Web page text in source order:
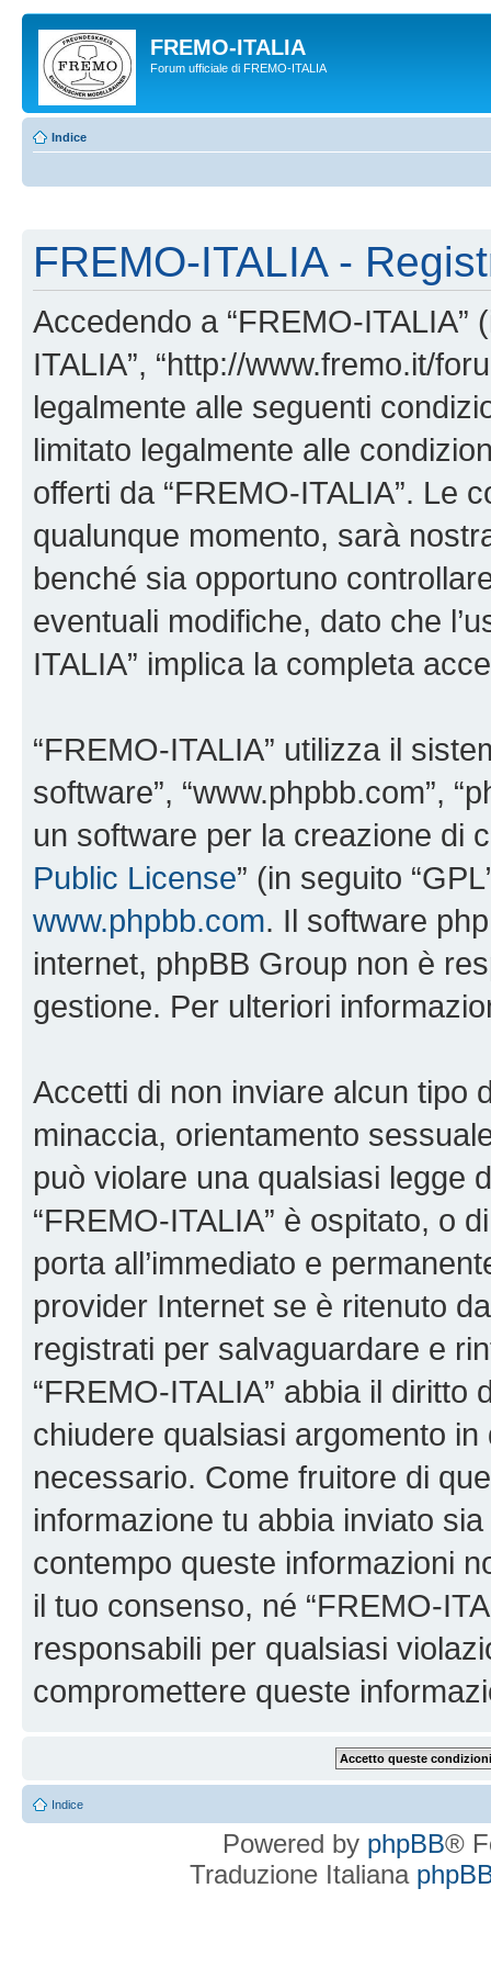
FREMO-ITALIA
Forum ufficiale di FREMO-ITALIA
Indice
FREMO-ITALIA -
Accedendo a “FREMO-ITALIA”
ITALIA”, “http://www.fremo.it/
legalmente alle seguenti
limitato legalmente alle
offerti da “FREMO-ITALIA”. Le
qualunque momento, sarà
benché sia opportuno
eventuali modifiche, dato che
ITALIA” implica la completa
“FREMO-ITALIA” utilizza il
software”, “www.phpbb.com”,
un software per la creazione di
Public License” (in seguito
www.phpbb.com. Il software
internet, phpBB Group non è
gestione. Per ulteriori
Accetti di non inviare alcun tipo
minaccia, orientamento
può violare una qualsiasi legge
“FREMO-ITALIA” è ospitato, o
porta all’immediato e
provider Internet se è ritenuto
registrati per salvaguardare e
“FREMO-ITALIA” abbia il
chiudere qualsiasi argomento
necessario. Come fruitore di
informazione tu abbia inviato
contempo queste informazioni
il tuo consenso, né “FREMO-
responsabili per qualsiasi
compromettere queste
Indice
Powered by phpBB®
Traduzione Italiana